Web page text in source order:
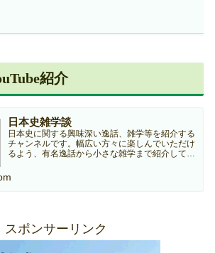
紹介
日本史雑学談
日本史に関する興味深い逸話、雑学等を紹介する
チャンネルです。幅広い方々に楽しんでいただけ
るよう、有名逸話から小さな雑学まで紹介してい
ンネルは個人ブログ『日本史雑学庵』の記事を元
に作成していますので...
スポンサーリンク